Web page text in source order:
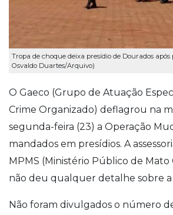
Tropa de choque deixa presídio de Dourados
Osvaldo Duartes/Arquivo)
O Gaeco (Grupo de Atuação
Crime Organizado) deflagrou na
segunda-feira (23) a Operação
mandados em presídios. A
MPMS (Ministério Público de Mato
não deu qualquer detalhe sobre
Não foram divulgados o número